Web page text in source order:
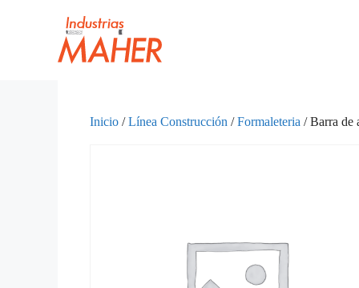
Inicio /Línea Construcción /Formaleteria / Barra de